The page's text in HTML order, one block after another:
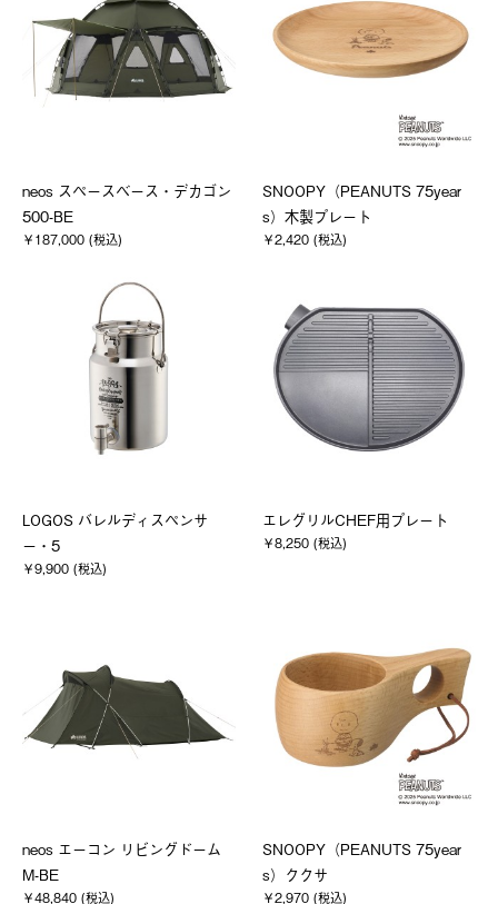
neos スペースベース・デカゴン
500-BE
￥187,000 (税込)
SNOOPY（PEANUTS 75year
s）木製プレート
￥2,420 (税込)
LOGOS バレルディスペンサ
ー・5
￥9,900 (税込)
エレグリルCHEF用プレート
￥8,250 (税込)
neos エーコン リビングドーム
M-BE
￥48,840 (税込)
SNOOPY（PEANUTS 75year
s）ククサ
￥2,970 (税込)